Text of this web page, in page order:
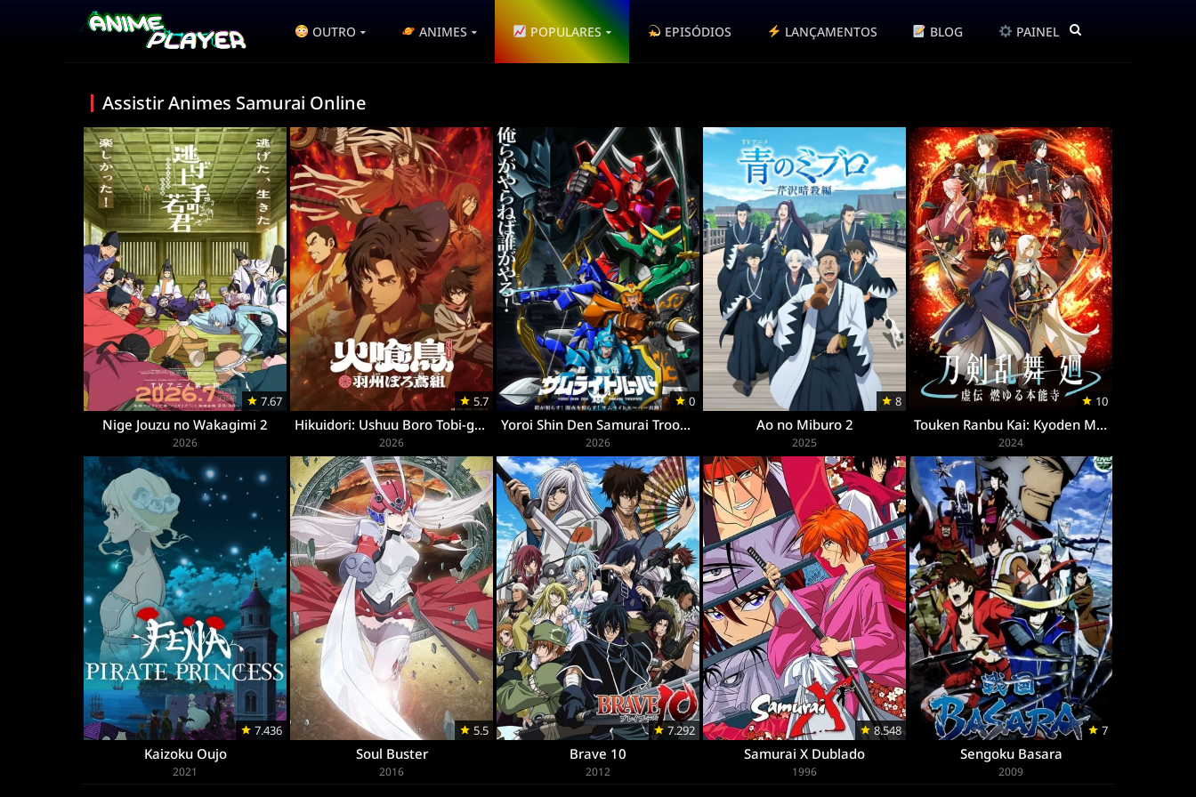
OUTRO ANIMES POPULARES EPISÓDIOS LANÇAMENTOS BLOG PAINEL
Assistir Animes Samurai Online
7.67
Nige Jouzu no Wakagimi 2
2026
5.7
Hikuidori: Ushuu Boro Tobi-gumi
2026
0
Yoroi Shin Den Samurai Troopers
2026
8
Ao no Miburo 2
2025
10
Touken Ranbu Kai: Kyoden Moyuru Honnouji
2024
7.436
Kaizoku Oujo
2021
5.5
Soul Buster
2016
7.292
Brave 10
2012
8.548
Samurai X Dublado
1996
7
Sengoku Basara
2009